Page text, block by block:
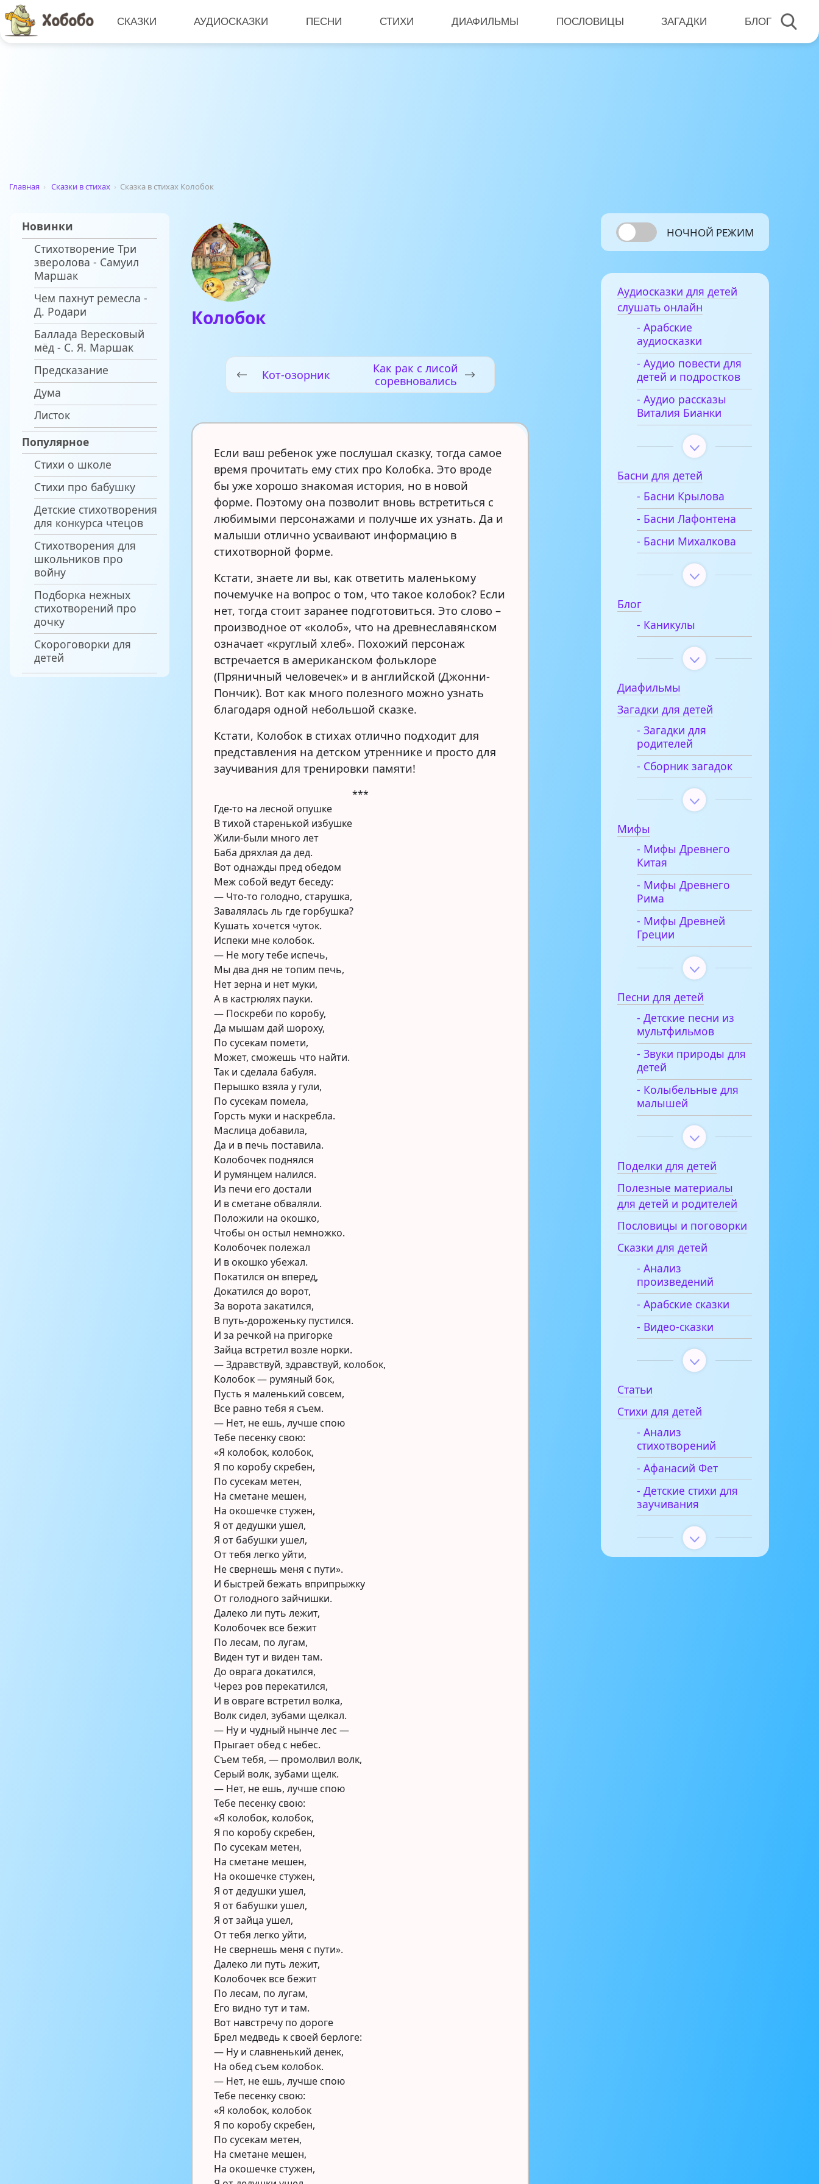
СКАЗКИ АУДИОСКАЗКИ ПЕСНИ СТИХИ ДИАФИЛЬМЫ ПОСЛОВИЦЫ ЗАГАДКИ БЛОГ
Главная › Сказки в стихах › Сказка в стихах Колобок
Новинки
Стихотворение Три
зверолова - Самуил
Маршак
Чем пахнут ремесла -
Д. Родари
Баллада Вересковый
мёд - С. Я. Маршак
Предсказание
Дума
Листок
Популярное
Стихи о школе
Стихи про бабушку
Детские стихотворения
для конкурса чтецов
Стихотворения для
школьников про
войну
Подборка нежных
стихотворений про
дочку
Скороговорки для
детей
Колобок
Кот-озорник
Как рак с лисой
соревновались
Если ваш ребенок уже послушал сказку, тогда самое
время прочитать ему стих про Колобка. Это вроде
бы уже хорошо знакомая история, но в новой
форме. Поэтому она позволит вновь встретиться с
любимыми персонажами и получше их узнать. Да и
малыши отлично усваивают информацию в
стихотворной форме.
Кстати, знаете ли вы, как ответить маленькому
почемучке на вопрос о том, что такое колобок? Если
нет, тогда стоит заранее подготовиться. Это слово –
производное от «колоб», что на древнеславянском
означает «круглый хлеб». Похожий персонаж
встречается в американском фольклоре
(Пряничный человечек» и в английской (Джонни-
Пончик). Вот как много полезного можно узнать
благодаря одной небольшой сказке.
Кстати, Колобок в стихах отлично подходит для
представления на детском утреннике и просто для
заучивания для тренировки памяти!
***
Где-то на лесной опушке
В тихой старенькой избушке
Жили-были много лет
Баба дряхлая да дед.
Вот однажды пред обедом
Меж собой ведут беседу:
— Что-то голодно, старушка,
Завалялась ль где горбушка?
Кушать хочется чуток.
Испеки мне колобок.
— Не могу тебе испечь,
Мы два дня не топим печь,
Нет зерна и нет муки,
А в кастрюлях пауки.
— Поскреби по коробу,
Да мышам дай шороху,
По сусекам помети,
Может, сможешь что найти.
Так и сделала бабуля.
Перышко взяла у гули,
По сусекам помела,
Горсть муки и наскребла.
Маслица добавила,
Да и в печь поставила.
Колобочек поднялся
И румянцем налился.
Из печи его достали
И в сметане обваляли.
Положили на окошко,
Чтобы он остыл немножко.
Колобочек полежал
И в окошко убежал.
Покатился он вперед,
Докатился до ворот,
За ворота закатился,
В путь-дороженьку пустился.
И за речкой на пригорке
Зайца встретил возле норки.
— Здравствуй, здравствуй, колобок,
Колобок — румяный бок,
Пусть я маленький совсем,
Все равно тебя я съем.
— Нет, не ешь, лучше спою
Тебе песенку свою:
«Я колобок, колобок,
Я по коробу скребен,
По сусекам метен,
На сметане мешен,
На окошечке стужен,
Я от дедушки ушел,
Я от бабушки ушел,
От тебя легко уйти,
Не свернешь меня с пути».
И быстрей бежать вприпрыжку
От голодного зайчишки.
Далеко ли путь лежит,
Колобочек все бежит
По лесам, по лугам,
Виден тут и виден там.
До оврага докатился,
Через ров перекатился,
И в овраге встретил волка,
Волк сидел, зубами щелкал.
— Ну и чудный нынче лес —
Прыгает обед с небес.
Съем тебя, — промолвил волк,
Серый волк, зубами щелк.
— Нет, не ешь, лучше спою
Тебе песенку свою:
«Я колобок, колобок,
Я по коробу скребен,
По сусекам метен,
На сметане мешен,
На окошечке стужен,
Я от дедушки ушел,
Я от бабушки ушел,
Я от зайца ушел,
От тебя легко уйти,
Не свернешь меня с пути».
Далеко ли путь лежит,
Колобочек все бежит
По лесам, по лугам,
Его видно тут и там.
Вот навстречу по дороге
Брел медведь к своей берлоге:
— Ну и славненький денек,
На обед съем колобок.
— Нет, не ешь, лучше спою
Тебе песенку свою:
«Я колобок, колобок
Я по коробу скребен,
По сусекам метен,
На сметане мешен,
На окошечке стужен,
НОЧНОЙ РЕЖИМ
Аудиосказки для детей
слушать онлайн
- Арабские
аудиосказки
- Аудио повести для
детей и подростков
- Аудио рассказы
Виталия Бианки
Басни для детей
- Басни Крылова
- Басни Лафонтена
- Басни Михалкова
Блог
- Каникулы
Диафильмы
Загадки для детей
- Загадки для
родителей
- Сборник загадок
Мифы
- Мифы Древнего
Китая
- Мифы Древнего
Рима
- Мифы Древней
Греции
Песни для детей
- Детские песни из
мультфильмов
- Звуки природы для
детей
- Колыбельные для
малышей
Поделки для детей
Полезные материалы
для детей и родителей
Пословицы и поговорки
Сказки для детей
- Анализ
произведений
- Арабские сказки
- Видео-сказки
Статьи
Стихи для детей
- Анализ
стихотворений
- Афанасий Фет
- Детские стихи для
заучивания